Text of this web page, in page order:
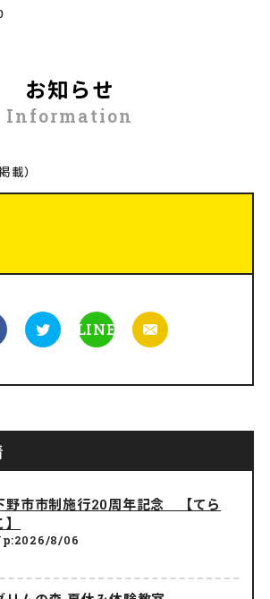
お知らせ
Information
載）
LINE
野市市制施行20周年記念 【てら
8/06